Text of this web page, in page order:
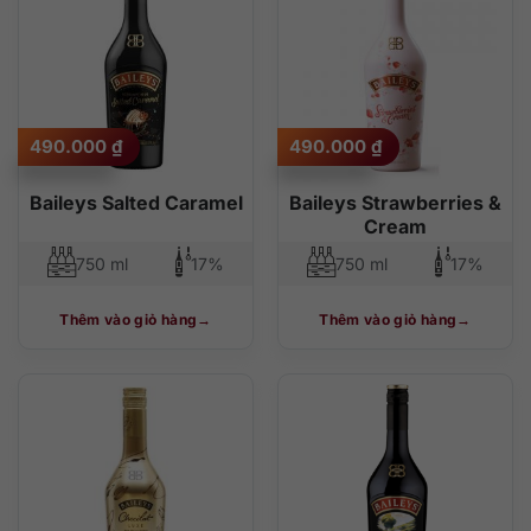
Baileys Salted Caramel
490.000 ₫
750 ml 17%
Thêm vào giỏ hàng
Baileys Strawberries &
Cream
490.000 ₫
750 ml 17%
Thêm vào giỏ hàng